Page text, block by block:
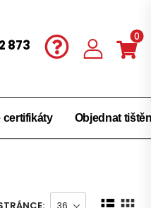
873
0
certifikáty Objednat